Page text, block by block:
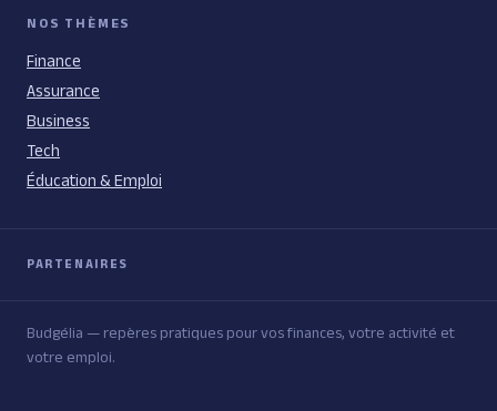
NOS THÈMES
Finance
Assurance
Business
Tech
Éducation & Emploi
PARTENAIRES
Budgélia — repères pratiques pour vos finances, votre activité et
votre emploi.